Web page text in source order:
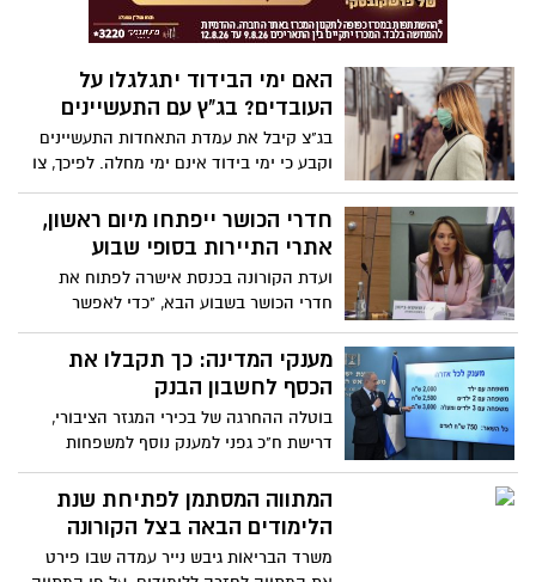
האם ימי הבידוד יתגלגלו על
העובדים? בג"ץ עם התעשיינים
בג"צ קיבל את עמדת התאחדות התעשיינים
וקבע כי ימי בידוד אינם ימי מחלה. לפיכך, צו
בריאות העם שלפיו ניתן לנצל ימי מחלה עבור
ימי בידוד למי שנחשף לחולי קורונה - אינו
חוקי. המדינה קיבלה ארכה עד ל-30
בהסתדרות העובדים ממהרים להגיב ואומרים:
"לא נשלים עם פגיעה בשכר העובדים"
חדרי הכושר ייפתחו מיום ראשון,
אתרי התיירות בסופי שבוע
ועדת הקורונה בכנסת אישרה לפתוח את
חדרי הכושר בשבוע הבא, "כדי לאפשר
לממשלה לגבש בזמן הזה מתווה ראוי
לפתיחה". עוד החליטה הוועדה כי מוזיאונים,
גני חיות ואטרקציות תיירותיות ייפתחו בסופי
מענקי המדינה: כך תקבלו את
הכסף לחשבון הבנק
בוטלה ההחרגה של בכירי המגזר הציבורי,
דרישת ח"כ גפני למענק נוסף למשפחות
ברוכות ילדים נדחתה. אזרח שזכאי לקצבת
ילדים יקבל את הכסף אוטומטית, היתר יחויבו
להגיש בקשה באתר הביטוח הלאומי
המתווה המסתמן לפתיחת שנת
הלימודים הבאה בצל הקורונה
משרד הבריאות גיבש נייר עמדה שבו פירט